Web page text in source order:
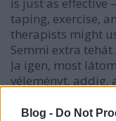
Blog - Do Not
is just as
taping, exercise,
therapists might
Semmi extra tehát.
Ja igen, most
véleményt, addig,
kontrollcsoportos